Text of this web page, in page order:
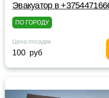
Эвакуатор в
ПО ГОРОДУ
Цена посадки
100 руб